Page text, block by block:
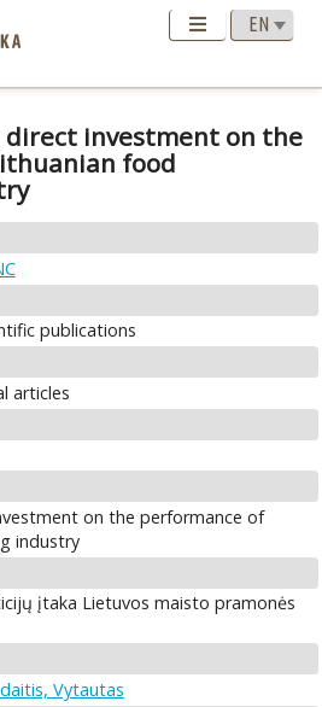
investment on the
food
publications
articles
on the performance of
industry
įtaka Lietuvos maisto pramonės
Vytautas